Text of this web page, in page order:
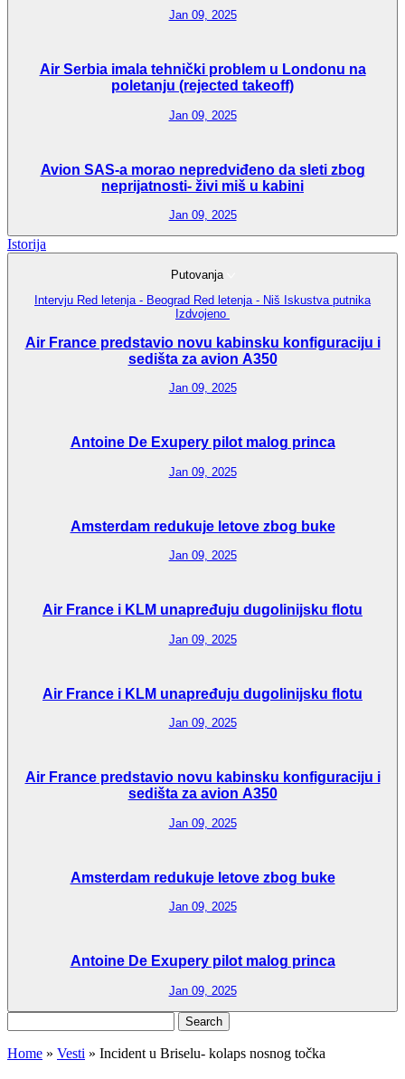
Jan 09, 2025
Air Serbia imala tehnički problem u Londonu na
poletanju (rejected takeoff)
Jan 09, 2025
Avion SAS-a morao nepredviđeno da sleti zbog
neprijatnosti- živi miš u kabini
Jan 09, 2025
Istorija
Putovanja
Intervju Red letenja - Beograd Red letenja - Niš Iskustva putnika
Izdvojeno
Air France predstavio novu kabinsku konfiguraciju i
sedišta za avion A350
Jan 09, 2025
Antoine De Exupery pilot malog princa
Jan 09, 2025
Amsterdam redukuje letove zbog buke
Jan 09, 2025
Air France i KLM unapređuju dugolinijsku flotu
Jan 09, 2025
Air France i KLM unapređuju dugolinijsku flotu
Jan 09, 2025
Air France predstavio novu kabinsku konfiguraciju i
sedišta za avion A350
Jan 09, 2025
Amsterdam redukuje letove zbog buke
Jan 09, 2025
Antoine De Exupery pilot malog princa
Jan 09, 2025
for:
Home » Vesti » Incident u Briselu- kolaps nosnog točka